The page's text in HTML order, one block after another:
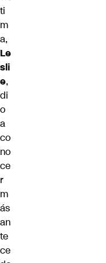
ti
m
a,
Le
sli
e,
di
o
a
co
no
ce
r
m
ás
an
te
ce